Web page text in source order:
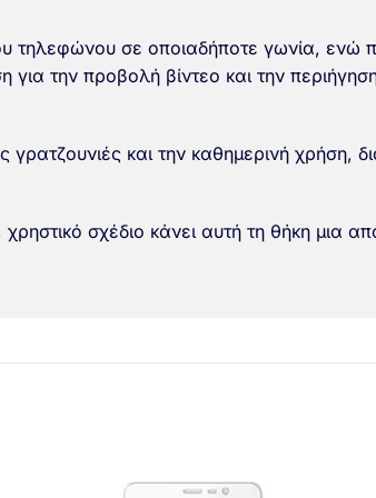
τηλεφώνου σε οποιαδήποτε γωνία,
την προβολή βίντεο και την
γρατζουνιές και την καθημερινή χρήση,
σχέδιο κάνει αυτή τη θήκη μια